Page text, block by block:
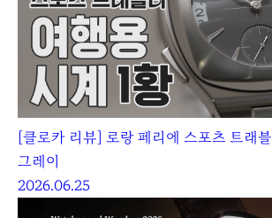
[클로카 리뷰] 로랑 페리에 스포츠 트래
그레이
2026.06.25